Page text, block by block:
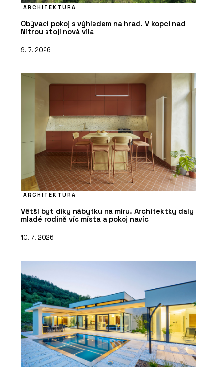
ARCHITEKTURA
Obývací pokoj s výhledem na hrad. V kopci nad
Nitrou stojí nová vila
9. 7. 2026
ARCHITEKTURA
Větší byt díky nábytku na míru. Architektky daly
mladé rodině víc místa a pokoj navíc
10. 7. 2026